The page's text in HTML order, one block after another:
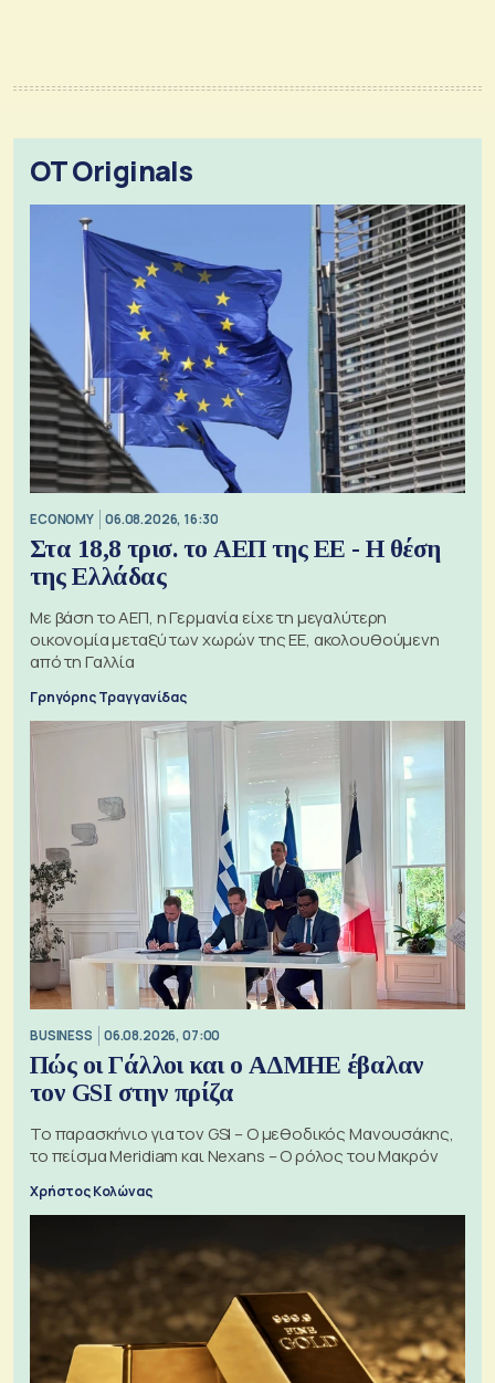
OT Originals
ECONOMY 06.08.2026, 16:30
Στα 18,8 τρισ. το ΑΕΠ της ΕΕ - Η θέση
της Ελλάδας
Με βάση το ΑΕΠ, η Γερμανία είχε τη μεγαλύτερη
οικονομία μεταξύ των χωρών της ΕΕ, ακολουθούμενη
από τη Γαλλία
Γρηγόρης Τραγγανίδας
BUSINESS 06.08.2026, 07:00
Πώς οι Γάλλοι και ο ΑΔΜΗΕ έβαλαν
τον GSI στην πρίζα
Το παρασκήνιο για τον GSI – Ο μεθοδικός Μανουσάκης,
το πείσμα Meridiam και Nexans – Ο ρόλος του Μακρόν
Χρήστος Κολώνας